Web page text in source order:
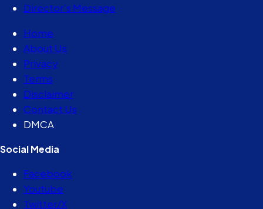
Director’s Message
Home
About Us
Privacy
Terms
Disclaimer
Contact Us
DMCA
Social Media
Facebook
Youtube
Twitter/X